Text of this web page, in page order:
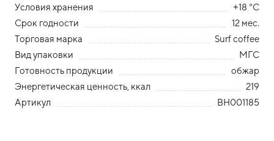
Условия хранения
+18 °С
Срок годности
12 мес.
Торговая марка
Surf coffee
Вид упаковки
МГС
Готовность продукции
обжар
Энергетическая ценность, ккал
219
Артикул
BH001185